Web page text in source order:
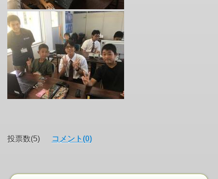
投票数(5) コメント(0)